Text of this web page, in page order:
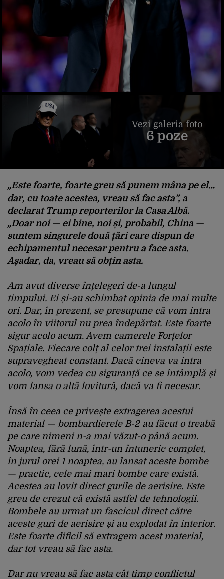
Vezi galeria foto
6 poze
„Este foarte, foarte greu să punem mâna pe el…
dar, cu toate acestea, vreau să fac asta”, a
declarat Trump reporterilor la Casa Albă.
„Doar noi — ei bine, noi și, probabil, China —
suntem singurele două țări care dispun de
echipamentul necesar pentru a face asta.
Așadar, da, vreau să obțin asta.
Am avut diverse înțelegeri de-a lungul
timpului. Ei și-au schimbat opinia de mai multe
ori. Dar, în prezent, se presupune că vom intra
acolo în viitorul nu prea îndepărtat. Este foarte
sigur acolo acum. Avem camerele Forțelor
Spațiale. Fiecare colț al celor trei instalații este
supravegheat constant. Dacă cineva va intra
acolo, vom vedea cu siguranță ce se întâmplă și
vom lansa o altă lovitură, dacă va fi necesar.
Însă în ceea ce privește extragerea acestui
material — bombardierele B-2 au făcut o treabă
pe care nimeni n-a mai văzut-o până acum.
Noaptea, fără lună, într-un întuneric complet,
în jurul orei 1 noaptea, au lansat aceste bombe
— practic, cele mai mari bombe care există.
Acestea au lovit direct gurile de aerisire. Este
greu de crezut că există astfel de tehnologii.
Bombele au urmat un fascicul direct către
aceste guri de aerisire și au explodat în interior.
Este foarte dificil să extragem acest material,
dar tot vreau să fac asta.
Dar nu vreau să fac asta cât timp conflictul